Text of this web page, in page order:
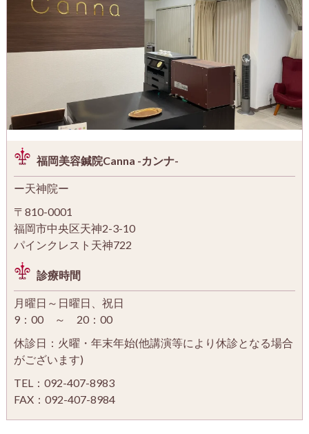
福岡美容鍼院Canna -カンナ-
ー天神院ー
〒810-0001
福岡市中央区天神2-3-10
パインクレスト天神722
診療時間
月曜日～日曜日、祝日
9：00 ～ 20：00
休診日：火曜・年末年始(他講演等により休診となる場合
がございます)
TEL：092-407-8983
FAX：092-407-8984